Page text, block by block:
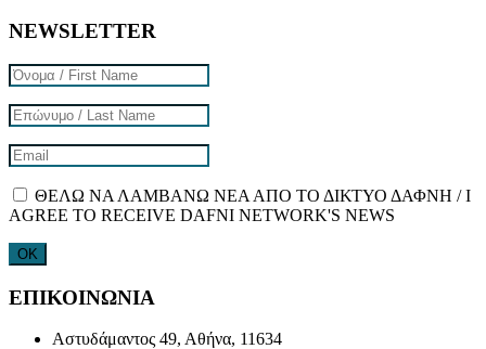
NEWSLETTER
ΘΕΛΩ ΝΑ ΛΑΜΒΑΝΩ ΝΕΑ ΑΠΟ ΤΟ ΔΙΚΤΥΟ ΔΑΦΝΗ / I
AGREE TO RECEIVE DAFNI NETWORK'S NEWS
ΕΠΙΚΟΙΝΩΝΙΑ
Αστυδάμαντος 49, Αθήνα, 11634